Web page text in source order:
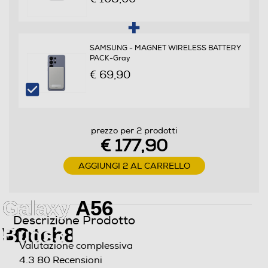
Peso-Kg
0,005
SAMSUNG - MAGNET WIRELESS BATTERY
PACK-Gray
€ 69,90
€ 177,90
AGGIUNGI 2 AL CARRELLO
Descrizione Prodotto
4.380 Recensioni
Galaxy A56
5G
Galaxy
Watch8
Galaxy
Buds3 Pro